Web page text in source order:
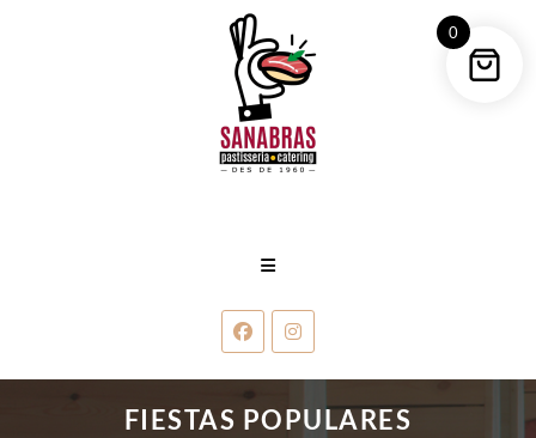
FIESTAS POPULARES
0